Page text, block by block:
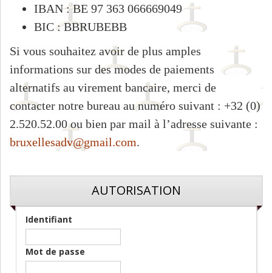
IBAN : BE 97 363 066669049
BIC : BBRUBEBB
Si vous souhaitez avoir de plus amples
informations sur des modes de paiements
alternatifs au virement bancaire, merci de
contacter notre bureau au numéro suivant : +32 (0)
2.520.52.00 ou bien par mail à l’adresse suivante :
bruxellesadv@gmail.com.
AUTORISATION
Identifiant
Mot de passe